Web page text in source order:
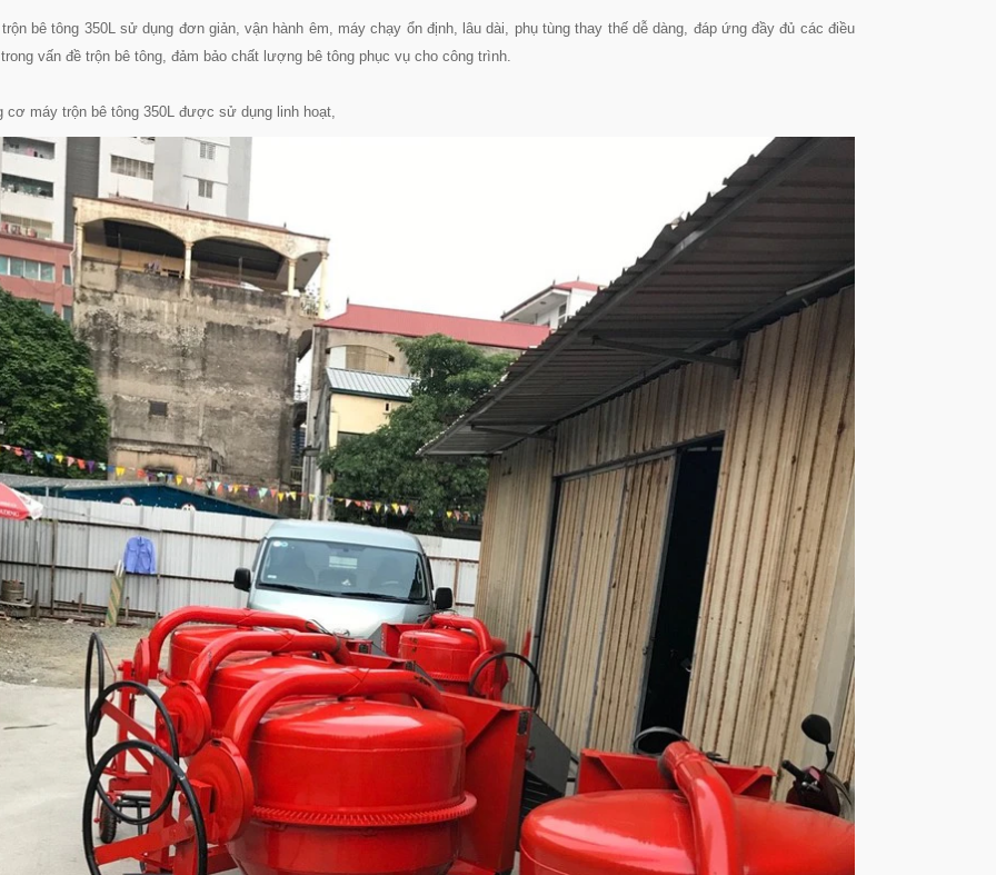
bê tông 350L sử dụng đơn giản, vận hành êm, máy chạy ổn định, lâu dài, phụ tùng thay thế dễ dàng, đáp ứng đầy đủ các điều
vấn đề trộn bê tông, đảm bảo chất lượng bê tông phục vụ cho công trình.
cơ máy trộn bê tông 350L được sử dụng linh hoạt,